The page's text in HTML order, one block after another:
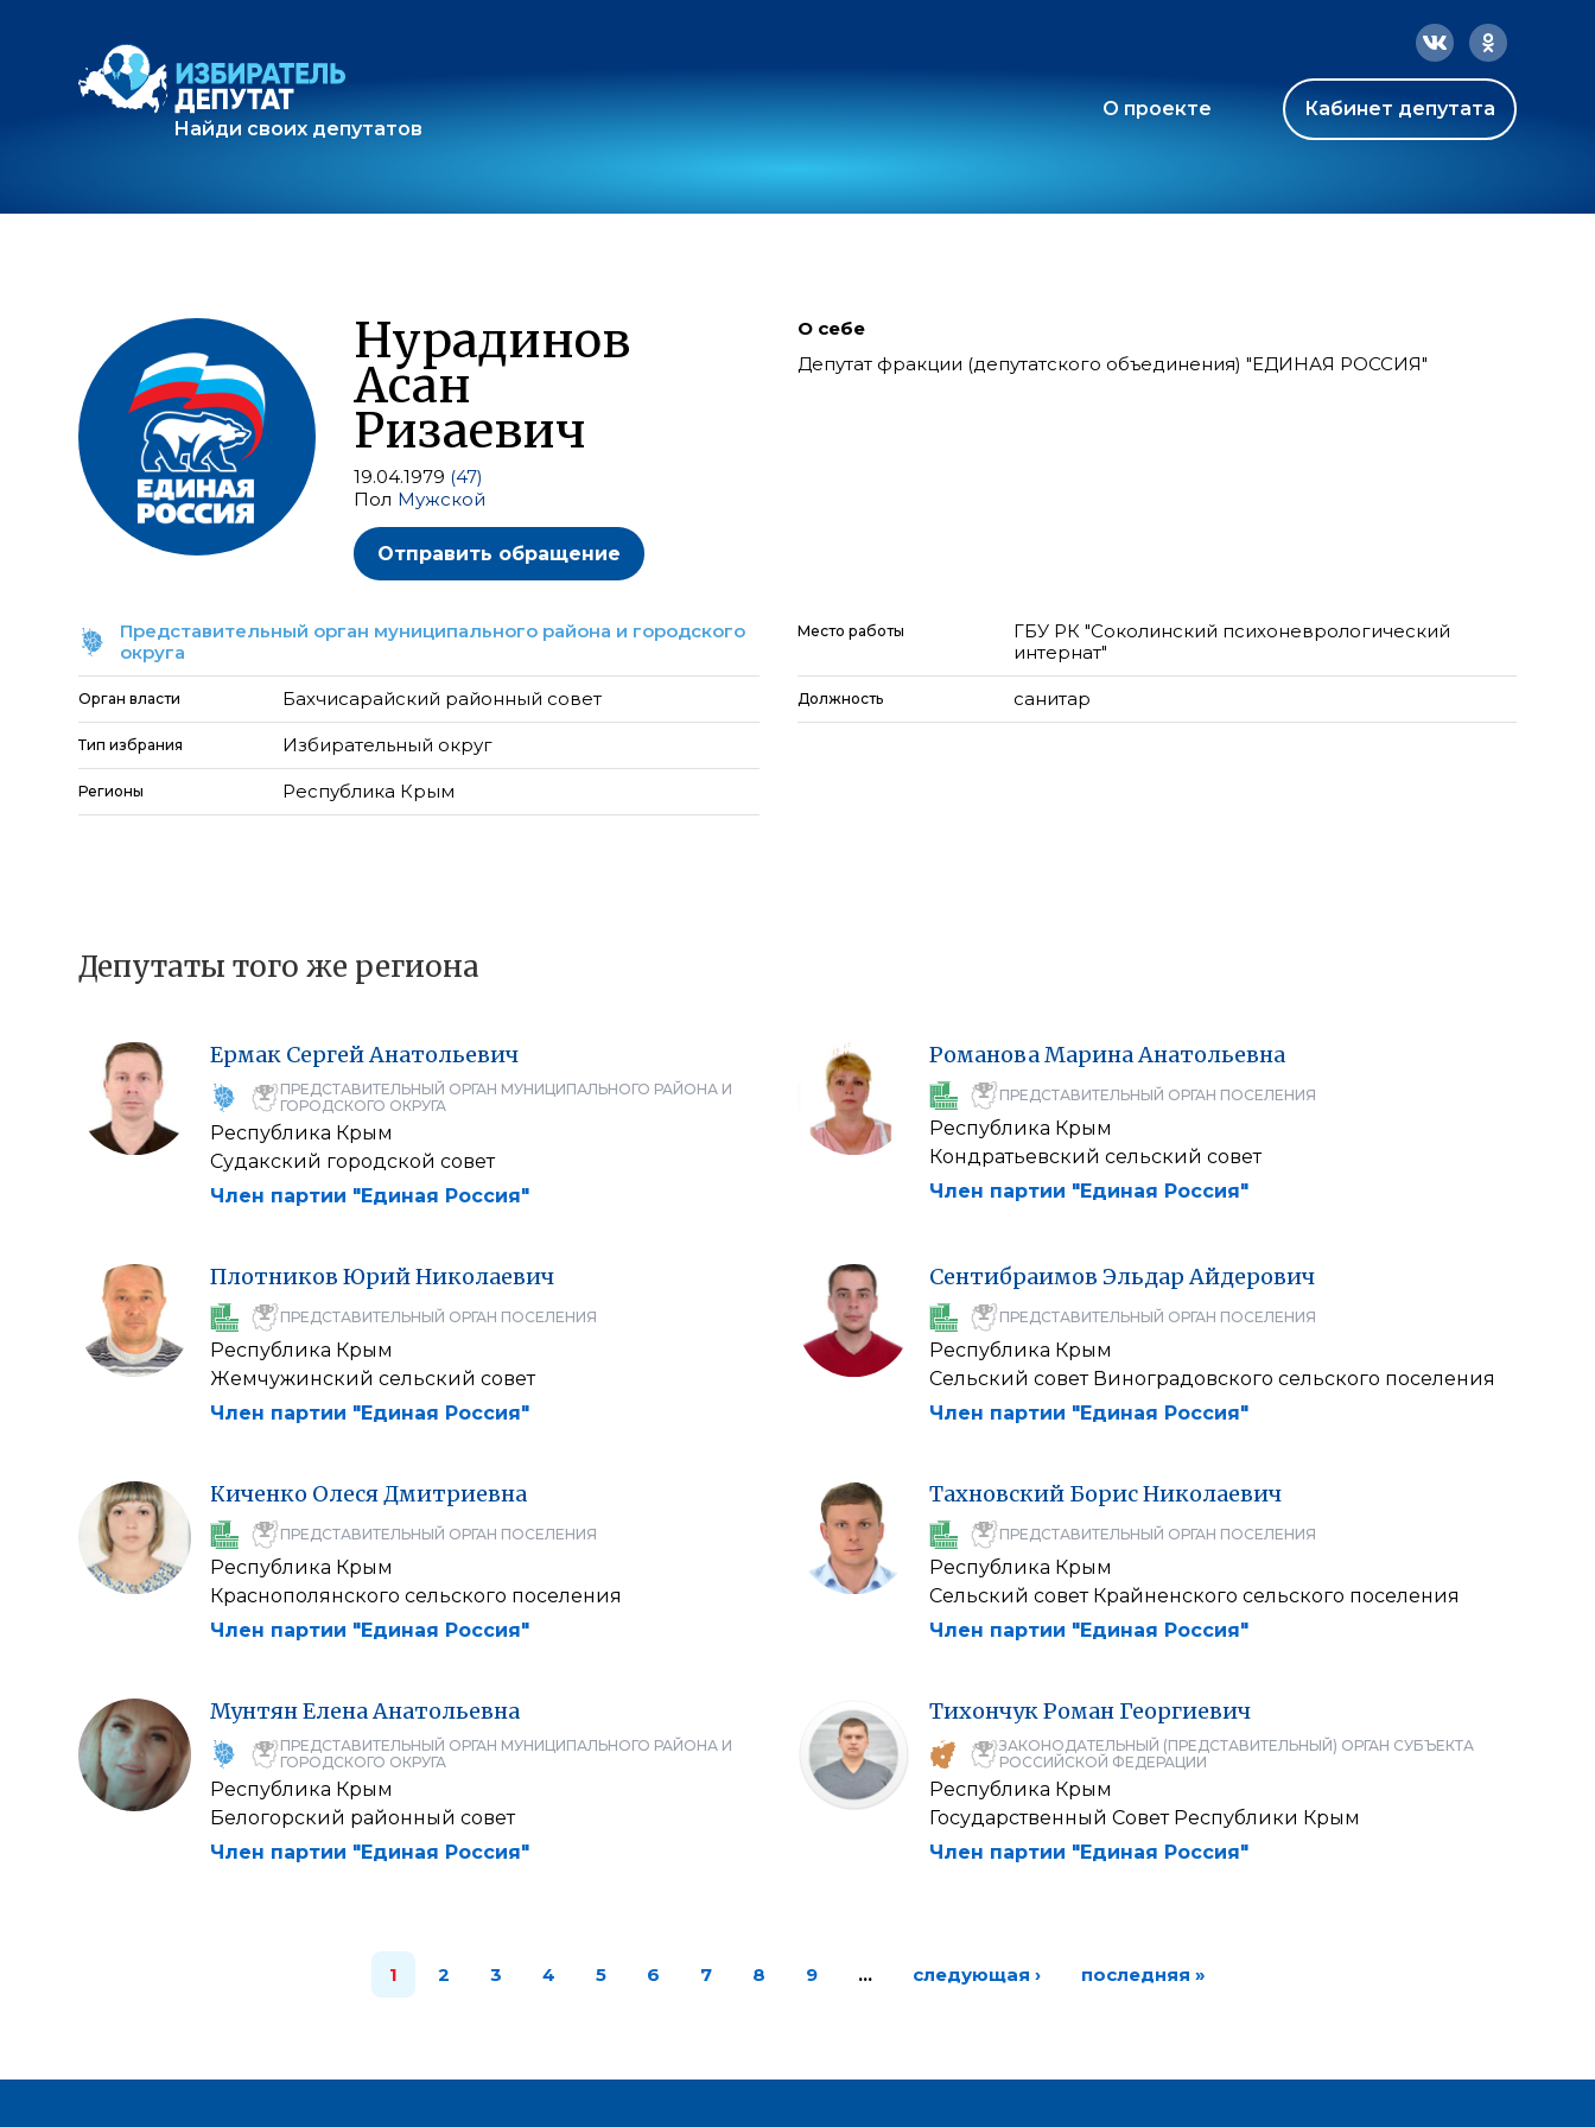
Найди своих депутатов
О проекте Кабинет депутата
Нурадинов
Асан
Ризаевич
19.04.1979 (47)
Пол Мужской
Отправить обращение
О себе
Депутат фракции (депутатского объединения) "ЕДИНАЯ РОССИЯ"
Представительный орган муниципального района и городского
округа
Орган власти Бахчисарайский районный совет
Тип избрания Избирательный округ
Регионы Республика Крым
Место работы
ГБУ РК "Соколинский психоневрологический
интернат"
Должность санитар
Депутаты того же региона
Ермак СергейАнатольевич
ПРЕДСТАВИТЕЛЬНЫЙ ОРГАН МУНИЦИПАЛЬНОГО РАЙОНА И
ГОРОДСКОГО ОКРУГА
Республика Крым
Судакский городской совет
Член партии "Единая Россия"
РомановаМаринаАнатольевна
ПРЕДСТАВИТЕЛЬНЫЙ ОРГАН ПОСЕЛЕНИЯ
Республика Крым
Кондратьевский сельский совет
Член партии "Единая Россия"
Плотников ЮрийНиколаевич
ПРЕДСТАВИТЕЛЬНЫЙ ОРГАН ПОСЕЛЕНИЯ
Республика Крым
Жемчужинский сельский совет
Член партии "Единая Россия"
Сентибраимов Эльдар Айдерович
ПРЕДСТАВИТЕЛЬНЫЙ ОРГАН ПОСЕЛЕНИЯ
Республика Крым
Сельский совет Виноградовского сельского поселения
Член партии "Единая Россия"
Киченко ОлесяДмитриевна
ПРЕДСТАВИТЕЛЬНЫЙ ОРГАН ПОСЕЛЕНИЯ
Республика Крым
Краснополянского сельского поселения
Член партии "Единая Россия"
Тахновский БорисНиколаевич
ПРЕДСТАВИТЕЛЬНЫЙ ОРГАН ПОСЕЛЕНИЯ
Республика Крым
Сельский совет Крайненского сельского поселения
Член партии "Единая Россия"
МунтянЕленаАнатольевна
ПРЕДСТАВИТЕЛЬНЫЙ ОРГАН МУНИЦИПАЛЬНОГО РАЙОНА И
ГОРОДСКОГО ОКРУГА
Республика Крым
Белогорский районный совет
Член партии "Единая Россия"
ТихончукРоман Георгиевич
ЗАКОНОДАТЕЛЬНЫЙ (ПРЕДСТАВИТЕЛЬНЫЙ) ОРГАН СУБЪЕКТА
РОССИЙСКОЙ ФЕДЕРАЦИИ
Республика Крым
Государственный Совет Республики Крым
Член партии "Единая Россия"
1 2 3 4 5 6 7 8 9 … следующая › последняя »